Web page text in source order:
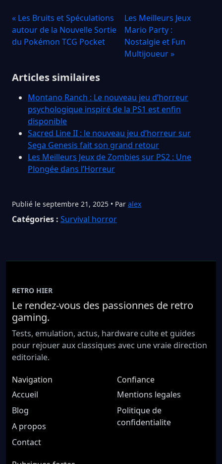
« Les Bruits et Spéculations
autour de la Nouvelle Sortie
du Pokémon TCG Pocket
Les Meilleurs Jeux
Mario Party :
Nostalgie et Fun
Multijoueur »
Articles similaires
Montano Ranch : Le nouveau jeu d’horreur
psychologique inspiré de la PS1 est enfin
disponible
Sacred Line II : le nouveau jeu d’horreur sur
Sega Genesis fait son grand retour
Les Meilleurs Jeux de Zombies sur PS2 : Une
Plongée dans l’Horreur
Publié le septembre 21, 2025 • Par alex
Catégories : Survival horror
RETRO HIER
Le rendez-vous des passionnes de retro
gaming.
Tests, emulation, actus, hardware culte et guides
pour rejouer aux classiques avec une vraie direction
editoriale.
Navigation
Accueil
Blog
A propos
Contact
Confiance
Mentions legales
Politique de
confidentialite